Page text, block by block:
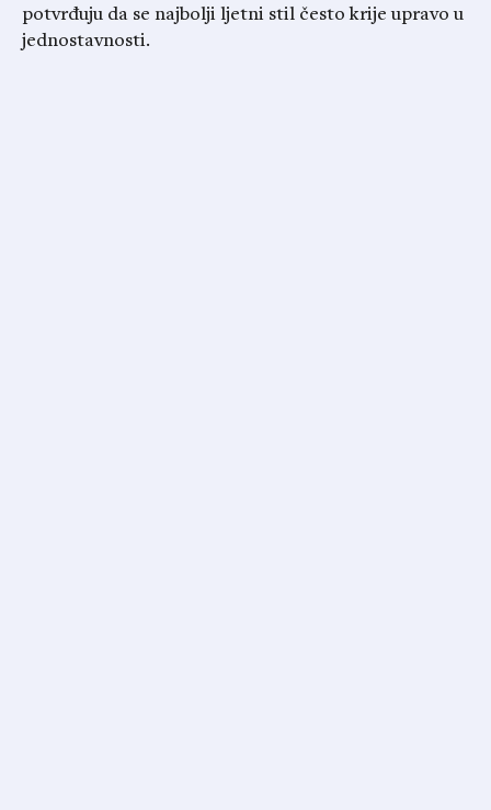
potvrđuju da se najbolji ljetni stil često krije upravo u
jednostavnosti.